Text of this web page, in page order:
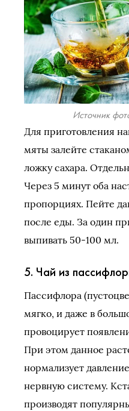
Источник
Для приготовления
мяты залейте
ложку сахара.
Через 5 минут оба
пропорциях. Пейте
после еды. За один
выпивать 50-100 мл.
5. Чай из
Пассифлора
мягко, и даже в
провоцирует
При этом данное
нормализует
нервную систему.
производят